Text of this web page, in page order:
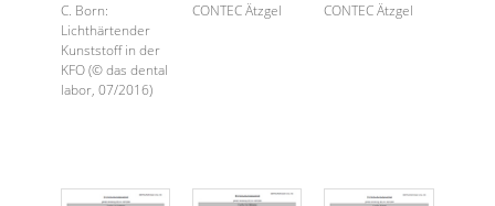
C. Born:
Lichthärtender
Kunststoff in der
KFO (© das dental
labor, 07/2016)
CONTEC Ätzgel CONTEC Ätzgel